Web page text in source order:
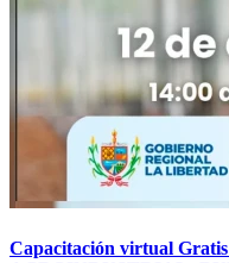
Capacitación virtual